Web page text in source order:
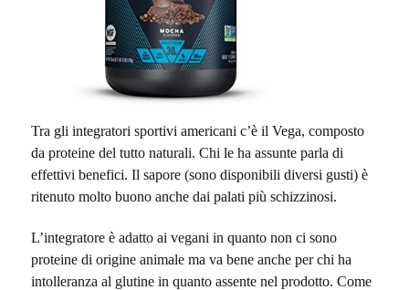
Tra gli integratori sportivi americani c’è il Vega, composto
da proteine del tutto naturali. Chi le ha assunte parla di
effettivi benefici. Il sapore (sono disponibili diversi gusti) è
ritenuto molto buono anche dai palati più schizzinosi.
L’integratore è adatto ai vegani in quanto non ci sono
proteine di origine animale ma va bene anche per chi ha
intolleranza al glutine in quanto assente nel prodotto. Come